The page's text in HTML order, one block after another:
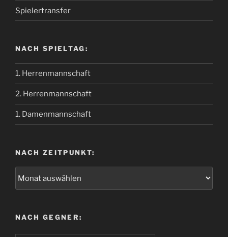
Spielertransfer
NACH SPIELTAG:
1. Herrenmannschaft
2. Herrenmannschaft
1. Damenmannschaft
NACH ZEITPUNKT:
NACH GEGNER: